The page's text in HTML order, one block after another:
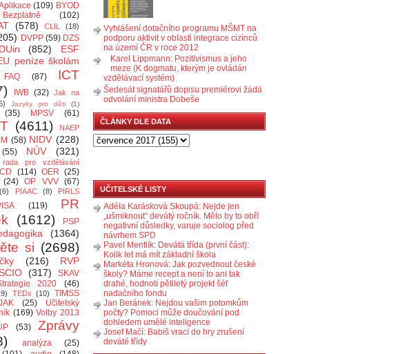
(109) BYOD
Bezplatně (102)
(578) CLIL (18)
DVPP (59) DZS
(852)
ESF
peníze školám
FAQ (87)
ICT
IWB (32) Jak na
Jazyky pro děti (1)
(35) MPSV (61)
(4611)
NAEP
(58) NIDV (228)
(55) NÚV (321)
rada pro vzdělávání
(114) OER (25)
(24) OP VVV (67)
(6) PIAAC (8)
PIRLS
(119)
PR
(1612)
PSP
(1364)
si (2698)
(216)
RVP
SCIO (317)
SKAV
2020 (46)
TEDx (10)
TIMSS
(25)
Učitelský
(169) Volby 2013
(53)
Zprávy
analýza
(25)
Vyhlášení dotačního programu MŠMT na
podporu aktivit v oblasti integrace cizinců
na území ČR v roce 2012
Karel Lippmann: Pozitivismus a jeho
meze (K dogmatu, kterým je ovládán
vzdělávací systém)
Šedesát signatářů dopisu premiérovi žádá
odvolání ministra Dobeše
ČLÁNKY DLE DATA
UČITELSKÉ LISTY
Adéla Karásková Skoupá: Nejde jen
„ušmiknout“ devátý ročník. Mělo by to obří
negativní důsledky, varuje sociolog před
návrhem SPD
Pavel Mentlík: Devátá třída (první část):
Kolik let má mít základní škola
Markéta Hronová: Jak pozvednout české
školy? Máme recept a není to ani tak
drahé, hodnotí pětiletý projekt šéf
nadačního fondu
Jan Beránek: Nejdou vašim potomkům
počty? Pomoci může doučování pod
dohledem umělé inteligence
Josef Mačí: Babiš vrací do hry zrušení
deváté třídy